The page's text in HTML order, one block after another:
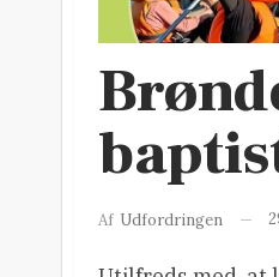
Af Udfordringen